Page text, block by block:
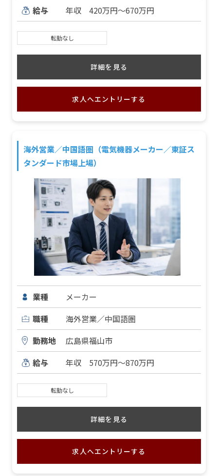
給与
年収 420万円～670万円
転勤なし
詳細を見る
求人へエントリーする
海外営業／中国語圏（電気機器メーカー／東証ス
タンダード市場上場）
業種
メーカー
職種
海外営業／中国語圏
勤務地
広島県福山市
給与
年収 570万円～870万円
転勤なし
詳細を見る
求人へエントリーする